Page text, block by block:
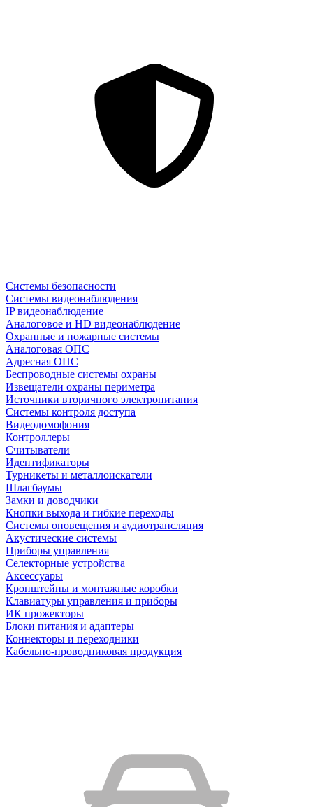
Системы безопасности
Системы видеонаблюдения
IP видеонаблюдение
Аналоговое и HD видеонаблюдение
Охранные и пожарные системы
Аналоговая ОПС
Адресная ОПС
Беспроводные системы охраны
Извещатели охраны периметра
Источники вторичного электропитания
Системы контроля доступа
Видеодомофония
Контроллеры
Считыватели
Идентификаторы
Турникеты и металлоискатели
Шлагбаумы
Замки и доводчики
Кнопки выхода и гибкие переходы
Системы оповещения и аудиотрансляция
Акустические системы
Приборы управления
Селекторные устройства
Аксессуары
Кронштейны и монтажные коробки
Клавиатуры управления и приборы
ИК прожекторы
Блоки питания и адаптеры
Коннекторы и переходники
Кабельно-проводниковая продукция